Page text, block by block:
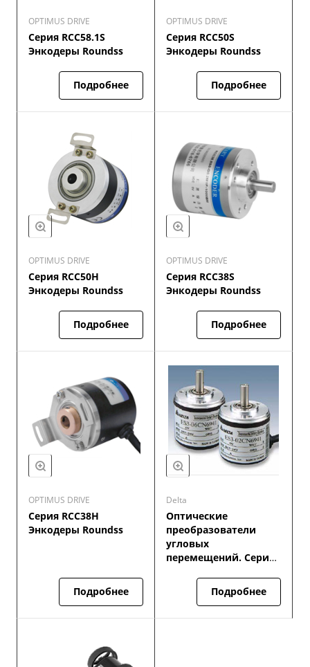
OPTIMUS DRIVE
Серия RCC58.1S
Энкодеры Roundss
Подробнее
OPTIMUS DRIVE
Серия RCC50S
Энкодеры Roundss
Подробнее
OPTIMUS DRIVE
Серия RCC50H
Энкодеры Roundss
Подробнее
OPTIMUS DRIVE
Серия RCC38S
Энкодеры Roundss
Подробнее
OPTIMUS DRIVE
Серия RCC38H
Энкодеры Roundss
Подробнее
Delta
Оптические
преобразователи
угловых
перемещений. Серия
Подробнее